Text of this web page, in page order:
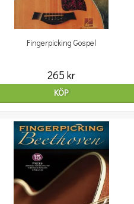
Fingerpicking Gospel
265 kr
KÖP